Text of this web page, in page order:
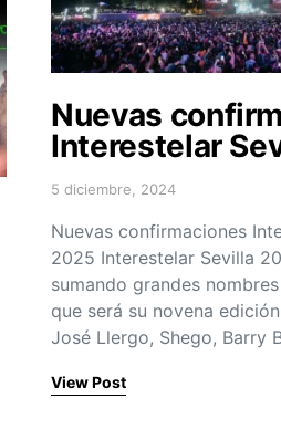
Nuevas
Interestelar
Posted on
5 diciembre, 2024
Nuevas confirmaciones
2025 Interestelar Sevilla
sumando grandes
que será su novena
José Llergo, Shego, Barry
View Post